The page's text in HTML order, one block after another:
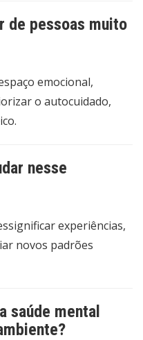
de pessoas muito
emocional,
o autocuidado,
nesse
experiências,
novos padrões
saúde mental